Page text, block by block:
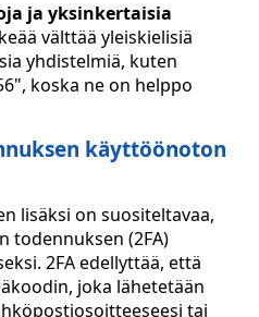
ja yksinkertaisia
välttää yleiskielisiä
yhdistelmiä, kuten
koska ne on helppo
käyttöönoton
lisäksi on suositeltavaa,
todennuksen (2FA)
2FA edellyttää, että
joka lähetetään
tai